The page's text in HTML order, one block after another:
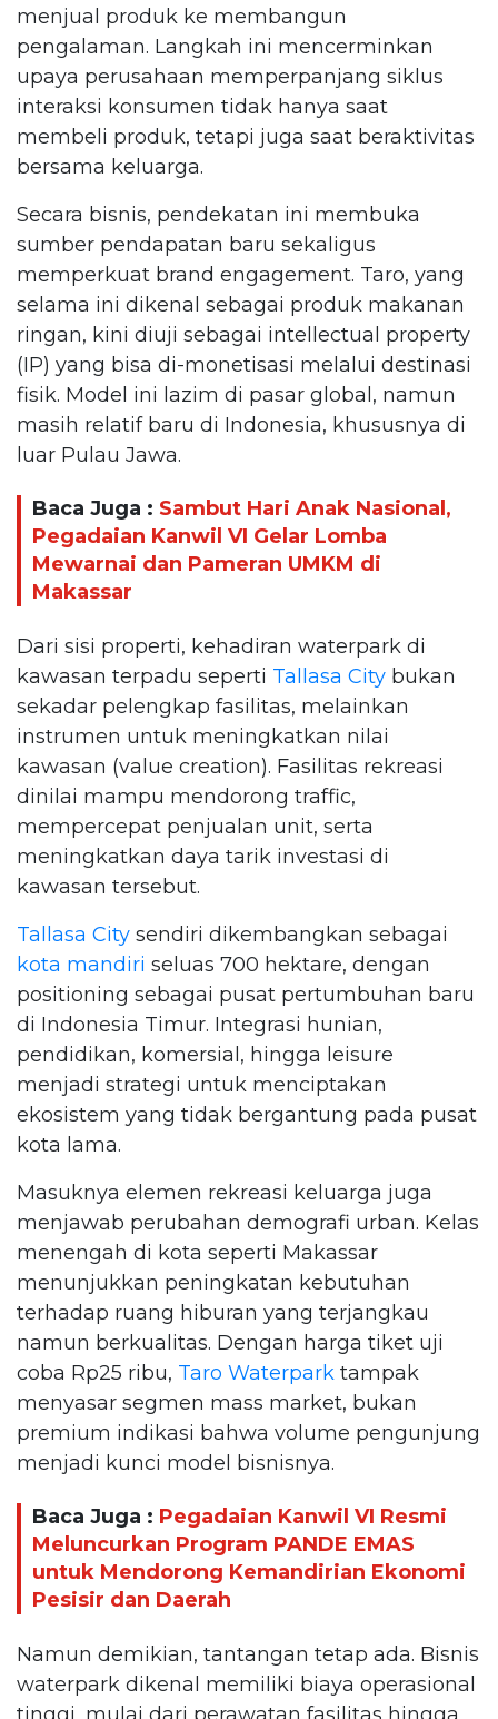
menjual produk ke membangun
pengalaman. Langkah ini mencerminkan
upaya perusahaan memperpanjang siklus
interaksi konsumen tidak hanya saat
membeli produk, tetapi juga saat beraktivitas
bersama keluarga.
Secara bisnis, pendekatan ini membuka
sumber pendapatan baru sekaligus
memperkuat brand engagement. Taro, yang
selama ini dikenal sebagai produk makanan
ringan, kini diuji sebagai intellectual property
(IP) yang bisa di-monetisasi melalui destinasi
fisik. Model ini lazim di pasar global, namun
masih relatif baru di Indonesia, khususnya di
luar Pulau Jawa.
Baca Juga : Sambut Hari Anak Nasional,
Pegadaian Kanwil VI Gelar Lomba
Mewarnai dan Pameran UMKM di
Makassar
Dari sisi properti, kehadiran waterpark di
kawasan terpadu seperti Tallasa City bukan
sekadar pelengkap fasilitas, melainkan
instrumen untuk meningkatkan nilai
kawasan (value creation). Fasilitas rekreasi
dinilai mampu mendorong traffic,
mempercepat penjualan unit, serta
meningkatkan daya tarik investasi di
kawasan tersebut.
Tallasa City sendiri dikembangkan sebagai
kota mandiri seluas 700 hektare, dengan
positioning sebagai pusat pertumbuhan baru
di Indonesia Timur. Integrasi hunian,
pendidikan, komersial, hingga leisure
menjadi strategi untuk menciptakan
ekosistem yang tidak bergantung pada pusat
kota lama.
Masuknya elemen rekreasi keluarga juga
menjawab perubahan demografi urban. Kelas
menengah di kota seperti Makassar
menunjukkan peningkatan kebutuhan
terhadap ruang hiburan yang terjangkau
namun berkualitas. Dengan harga tiket uji
coba Rp25 ribu, Taro Waterpark tampak
menyasar segmen mass market, bukan
premium indikasi bahwa volume pengunjung
menjadi kunci model bisnisnya.
Baca Juga : Pegadaian Kanwil VI Resmi
Meluncurkan Program PANDE EMAS
untuk Mendorong Kemandirian Ekonomi
Pesisir dan Daerah
Namun demikian, tantangan tetap ada. Bisnis
waterpark dikenal memiliki biaya operasional